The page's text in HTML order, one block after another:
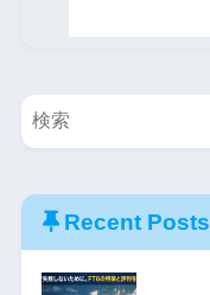
Recent Posts